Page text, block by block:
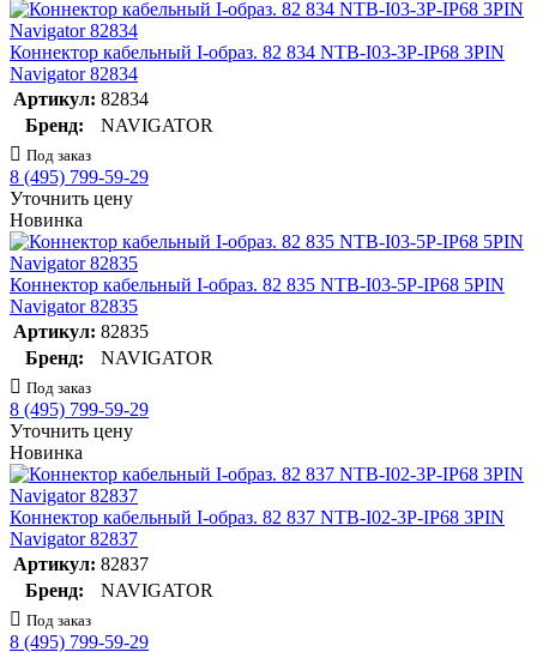
Коннектор кабельный I-образ. 82 834 NTB-I03-3P-IP68 3PIN
Navigator 82834
Артикул: 82834
Бренд:
NAVIGATOR
Под заказ
8 (495) 799-59-29
Уточнить цену
Новинка
Коннектор кабельный I-образ. 82 835 NTB-I03-5P-IP68 5PIN
Navigator 82835
Артикул: 82835
Бренд:
NAVIGATOR
Под заказ
8 (495) 799-59-29
Уточнить цену
Новинка
Коннектор кабельный I-образ. 82 837 NTB-I02-3P-IP68 3PIN
Navigator 82837
Артикул: 82837
Бренд:
NAVIGATOR
Под заказ
8 (495) 799-59-29